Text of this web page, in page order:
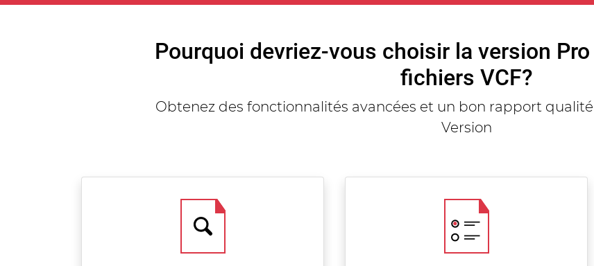
Pourquoi devriez-vous choisir la version
fichiers VCF?
Obtenez des fonctionnalités avancées et un bon rapport
Version